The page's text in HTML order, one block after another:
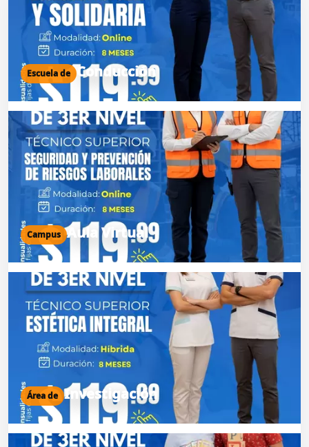
Escuela de Conducción
Campus Aula Virtual
Área de Investigación